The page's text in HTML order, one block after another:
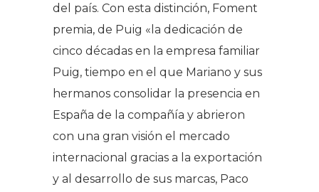
del país. Con esta distinción, Foment
premia, de Puig «la dedicación de
cinco décadas en la empresa familiar
Puig, tiempo en el que Mariano y sus
hermanos consolidar la presencia en
España de la compañía y abrieron
con una gran visión el mercado
internacional gracias a la exportación
y al desarrollo de sus marcas, Paco